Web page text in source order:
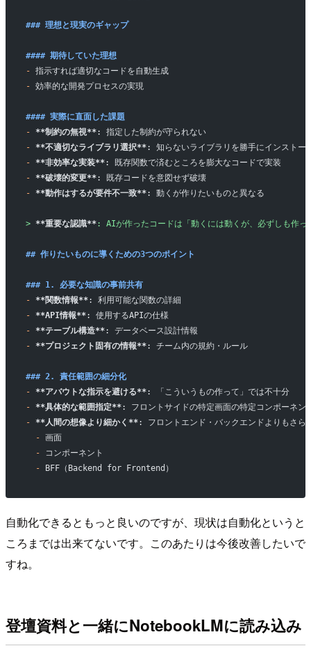
### 理想と現実のギャップ
#### 期待していた理想
- 指示すれば適切なコードを自動生成
- 効率的な開発プロセスの実現
#### 実際に直面した課題
- **制約の無視**: 指定した制約が守られない
- **不適切なライブラリ選択**: 知らないライブラリを勝手にインストー
- **非効率な実装**: 既存関数で済むところを膨大なコードで実装
- **破壊的変更**: 既存コードを意図せず破壊
- **動作はするが要件不一致**: 動くが作りたいものと異なる
> **重要な認識**: AIが作ったコードは「動くには動くが、必ずしも作っ
## 作りたいものに導くための3つのポイント
### 1. 必要な知識の事前共有
- **関数情報**: 利用可能な関数の詳細
- **API情報**: 使用するAPIの仕様
- **テーブル構造**: データベース設計情報
- **プロジェクト固有の情報**: チーム内の規約・ルール
### 2. 責任範囲の細分化
- **アバウトな指示を避ける**: 「こういうもの作って」では不十分
- **具体的な範囲指定**: フロントサイドの特定画面の特定コンポーネン
- **人間の想像より細かく**: フロントエンド・バックエンドよりもさら
  -
画面
  -
コンポーネント
  -
BFF（Backend for Frontend）
自動化できるともっと良いのですが、現状は自動化というと
ころまでは出来てないです。このあたりは今後改善したいで
すね。
登壇資料と一緒にNotebookLMに読み込み